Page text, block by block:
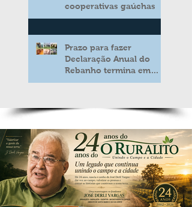
cooperativas gaúchas
Prazo para fazer
Declaração Anual do
Rebanho termina em
duas semanas